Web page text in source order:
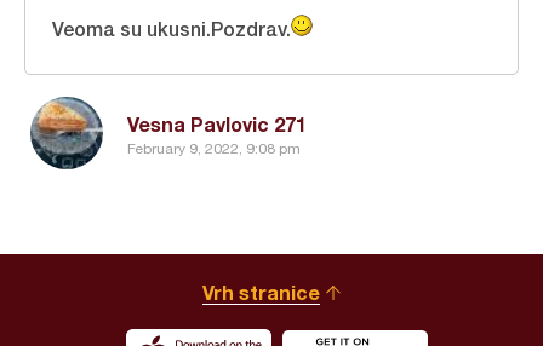
Vesna Pavlovic 271
February 9, 2022, 9:08 pm
Veoma su ukusni.Pozdrav.
Vrh stranice